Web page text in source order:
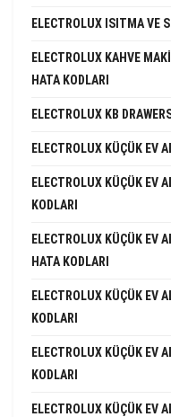
ELECTROLUX ISITMA VE
ELECTROLUX KAHVE
HATA KODLARI
ELECTROLUX KB
ELECTROLUX KÜÇÜK EV
ELECTROLUX KÜÇÜK EV
KODLARI
ELECTROLUX KÜÇÜK EV
HATA KODLARI
ELECTROLUX KÜÇÜK EV
KODLARI
ELECTROLUX KÜÇÜK EV
KODLARI
ELECTROLUX KÜÇÜK EV